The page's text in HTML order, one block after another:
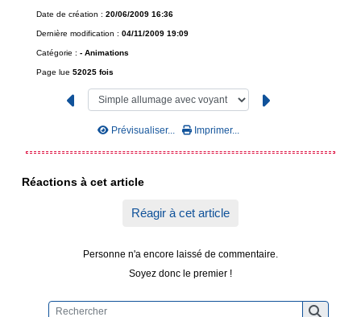
Date de création : 20/06/2009 16:36
Dernière modification : 04/11/2009 19:09
Catégorie : - Animations
Page lue 52025 fois
Prévisualiser... Imprimer...
Réactions à cet article
Réagir à cet article
Personne n'a encore laissé de commentaire.
Soyez donc le premier !